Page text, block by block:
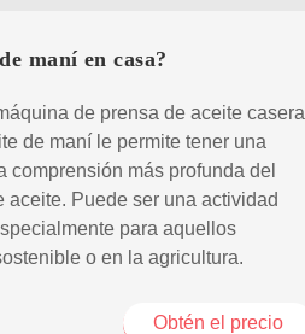
maní en casa?
de prensa de aceite casera
de maní le permite tener una
comprensión más profunda del
aceite. Puede ser una actividad
para aquellos
o en la agricultura.
Obtén el precio